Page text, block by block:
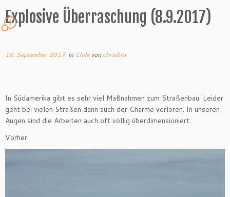
Explosive Überraschung (8.9.2017)
1
10. September 2017in Chile von chrisbra
In Südamerika gibt es sehr viel Maßnahmen zum Straßenbau. Leider
geht bei vielen Straßen dann auch der Charme verloren. In unseren
Augen sind die Arbeiten auch oft völlig überdimensioniert.
Vorher: